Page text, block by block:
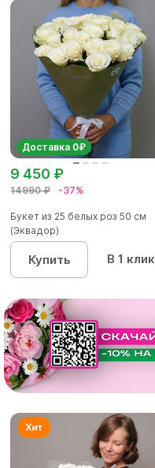
Доставка 0₽
14990 ₽ -37%
9 450 ₽
Букет из 25 белых роз 50 см
(Эквадор)
Купить В 1 клик